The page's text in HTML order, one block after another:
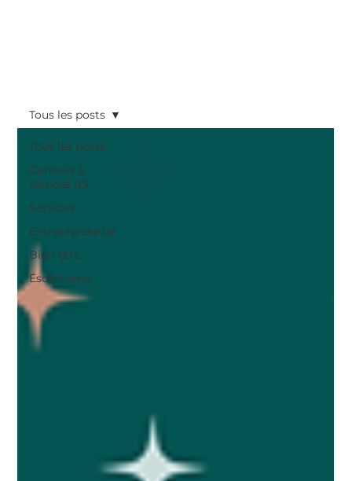
Tous les posts
Conseils &
astuces RS
Services
Entrepreneuriat
Bien-être
Ésotérisme
Tous les posts